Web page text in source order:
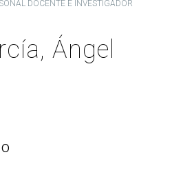
DOCENTE E INVESTIGADOR
Ángel